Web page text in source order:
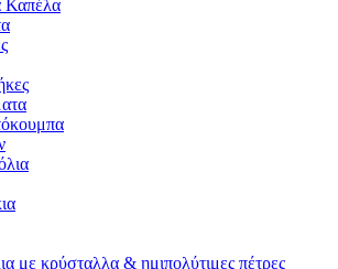
Καπέλα
με κρύσταλλα & ημιπολύτιμες πέτρες